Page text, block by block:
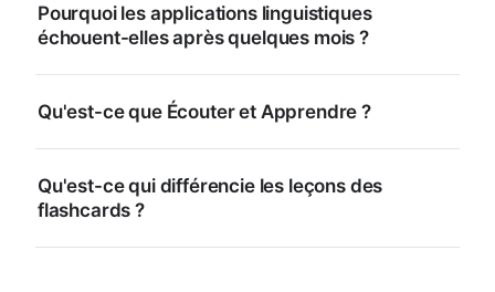
Pourquoi les applications linguistiques
échouent-elles après quelques mois ?
Qu'est-ce que Écouter et Apprendre ?
Qu'est-ce qui différencie les leçons des
flashcards ?